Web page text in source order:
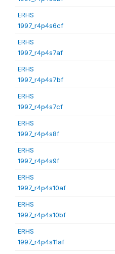
ERHS
1997_r4p4s6cf
ERHS
1997_r4p4s7af
ERHS
1997_r4p4s7bf
ERHS
1997_r4p4s7cf
ERHS
1997_r4p4s8f
ERHS
1997_r4p4s9f
ERHS
1997_r4p4s10af
ERHS
1997_r4p4s10bf
ERHS
1997_r4p4s11af